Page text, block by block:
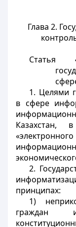
Глава 2.
1. Целями
в сфере
Казахстан,
2.
принципах:
1)
граждан